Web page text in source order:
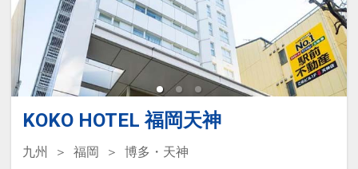
KOKO HOTEL 福岡天神
九州 福岡
博多・天神